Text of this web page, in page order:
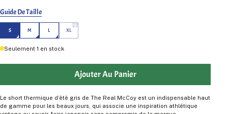
Guide De Taille
S M L XL
Seulement1 en stock
Ajouter Au Panier
Le short thermique d’été gris de The Real McCoy est un indispensable haut
de gamme pour les beaux jours, qui associe une inspiration athlétique